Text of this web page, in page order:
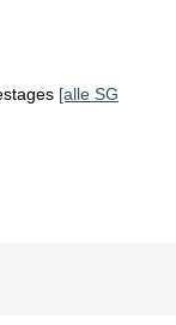
[alle SG